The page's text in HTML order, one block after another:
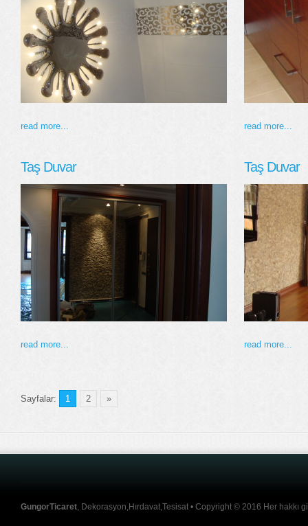
read more... read more...
Taş Duvar
read more...
Taş Duvar
read more...
Sayfalar: 1 2 »
GungorTicaret , Dekorasyon,Hırdavat,Tesisat • Copyright © 2016 Her hakkı